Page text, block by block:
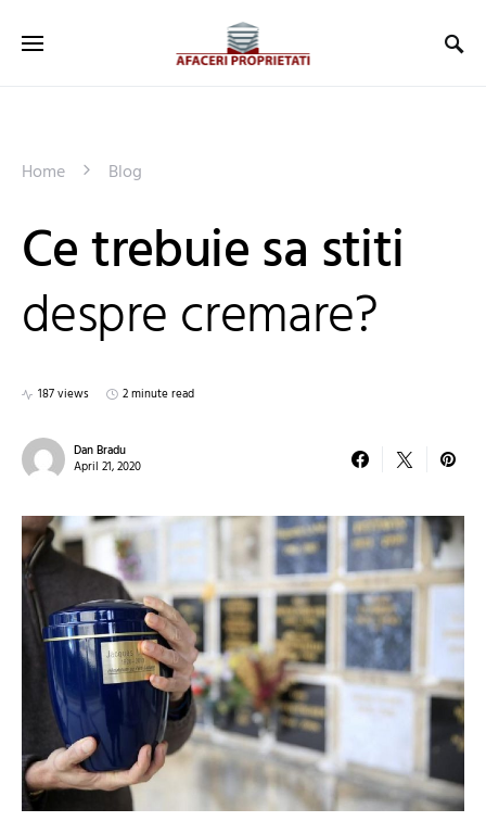
Home Blog
Ce trebuie sa stiti
despre cremare?
187 views 2 minute read
Dan Bradu
April 21, 2020